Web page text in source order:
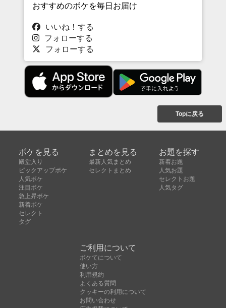
おすすめのボケを毎日お届け
いいね！する
フォローする
フォローする
Topに戻る
ボケを見る
殿堂入り
ピックアップボケ
人気ボケ
注目ボケ
急上昇ボケ
新着ボケ
セレクト
タグ
まとめを見る
最新人気まとめ
セレクトまとめ
お題を探す
新着お題
人気お題
セレクトお題
人気タグ
ご利用について
ボケてについて
使い方
利用規約
よくある質問
クッキーの利用について
お問い合わせ